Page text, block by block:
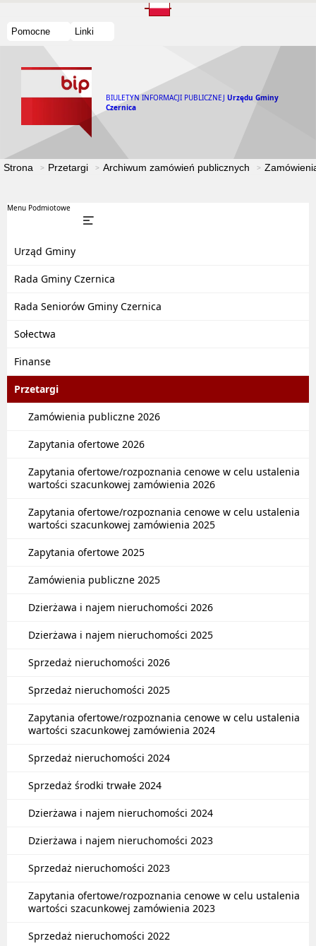
Pomocne Linki
BIULETYN INFORMACJI PUBLICZNEJ Urzędu Gminy
Czernica
Strona Przetargi Archiwum zamówień publicznych
Menu Podmiotowe
Urząd Gminy
Rada Gminy Czernica
Rada Seniorów Gminy Czernica
Sołectwa
Finanse
Przetargi
Zamówienia publiczne 2026
Zapytania ofertowe 2026
Zapytania ofertowe/rozpoznania cenowe w celu ustalenia
wartości szacunkowej zamówienia 2026
Zapytania ofertowe/rozpoznania cenowe w celu ustalenia
wartości szacunkowej zamówienia 2025
Zapytania ofertowe 2025
Zamówienia publiczne 2025
Dzierżawa i najem nieruchomości 2026
Dzierżawa i najem nieruchomości 2025
Sprzedaż nieruchomości 2026
Sprzedaż nieruchomości 2025
Zapytania ofertowe/rozpoznania cenowe w celu ustalenia
wartości szacunkowej zamówienia 2024
Sprzedaż nieruchomości 2024
Sprzedaż środki trwałe 2024
Dzierżawa i najem nieruchomości 2024
Dzierżawa i najem nieruchomości 2023
Sprzedaż nieruchomości 2023
Zapytania ofertowe/rozpoznania cenowe w celu ustalenia
wartości szacunkowej zamówienia 2023
Sprzedaż nieruchomości 2022